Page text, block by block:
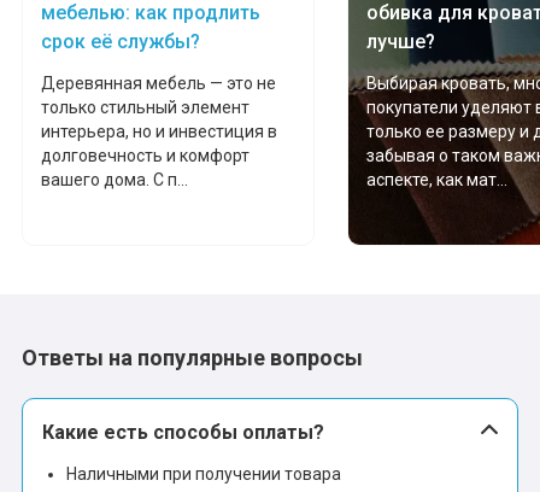
мебелью: как продлить
срок её службы?
Деревянная мебель — это не
только стильный элемент
интерьера, но и инвестиция в
долговечность и комфорт
вашего дома. С п...
обивка для
лучше?
Выбирая кровать,
покупатели уделяют
только ее размеру и
забывая о таком
аспекте, как мат...
Ответы на популярные вопросы
Какие есть способы оплаты?
Наличными при получении товара